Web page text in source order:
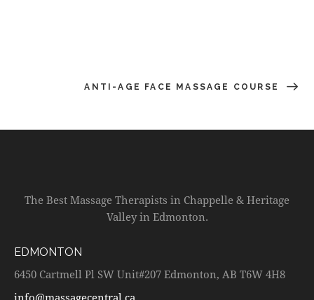
ANTI-AGE FACE MASSAGE COURSE
The Best Massage Therapists in Chappelle & Heritage
Valley in Edmonton.
EDMONTON
6450 Cartmell Pl SW Unit#207 Edmonton, AB T6W 4H8